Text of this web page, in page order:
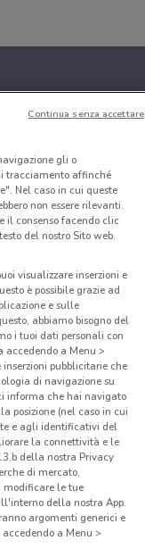
gli o
tracciamento affinché
Nel caso in cui queste
non essere rilevanti.
il consenso facendo clic
del nostro Sito web.
visualizzare inserzioni e
è possibile grazie ad
e sulle
abbiamo bisogno del
i tuoi dati personali con
accedendo a Menu >
inserzioni pubblicitarie che
di navigazione su
informa che hai navigato
posizione (nel caso in cui
e agli identificativi del
la connettività e le
della nostra Privacy
di mercato,
modificare le tue
della nostra App.
argomenti generici e
a Menu >
Continua senza accettare